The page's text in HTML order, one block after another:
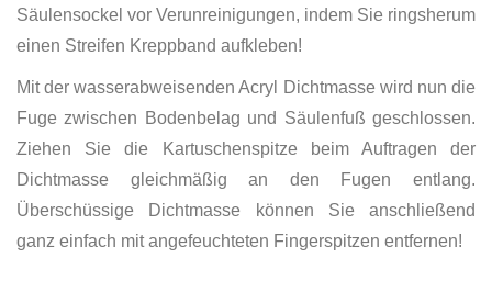
Säulensockel vor Verunreinigungen, indem Sie ringsherum
einen Streifen Kreppband aufkleben!
Mit der wasserabweisenden Acryl Dichtmasse wird nun die
Fuge zwischen Bodenbelag und Säulenfuß geschlossen.
Ziehen Sie die Kartuschenspitze beim Auftragen der
Dichtmasse gleichmäßig an den Fugen entlang.
Überschüssige Dichtmasse können Sie anschließend
ganz einfach mit angefeuchteten Fingerspitzen entfernen!